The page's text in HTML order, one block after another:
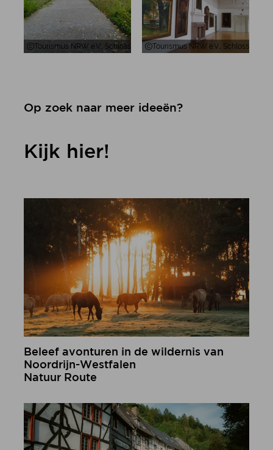
Tourismus NRW e.V., Schloss Corvey Kirche und Westwerk
Tourismus NRW e.V., Schloss
Op zoek naar meer ideeën?
Kijk hier!
Beleef avonturen in de wildernis van
Noordrijn-Westfalen
Natuur Route